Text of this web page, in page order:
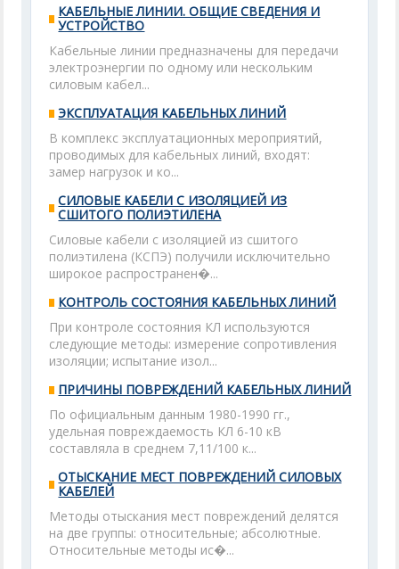
КАБЕЛЬНЫЕ ЛИНИИ. ОБЩИЕ СВЕДЕНИЯ И
УСТРОЙСТВО
Кабельные линии предназначены для передачи
электроэнергии по одному или нескольким
силовым кабел...
ЭКСПЛУАТАЦИЯ КАБЕЛЬНЫХ ЛИНИЙ
В комплекс эксплуатационных мероприятий,
проводимых для кабельных линий, входят:
замер нагрузок и ко...
СИЛОВЫЕ КАБЕЛИ С ИЗОЛЯЦИЕЙ ИЗ
СШИТОГО ПОЛИЭТИЛЕНА
Силовые кабели с изоляцией из сшитого
полиэтилена (КСПЭ) получили исключительно
широкое распространен�...
КОНТРОЛЬ СОСТОЯНИЯ КАБЕЛЬНЫХ ЛИНИЙ
При контроле состояния КЛ используются
следующие методы: измерение сопротивления
изоляции; испытание изол...
ПРИЧИНЫ ПОВРЕЖДЕНИЙ КАБЕЛЬНЫХ ЛИНИЙ
По официальным данным 1980-1990 гг.,
удельная повреждаемость КЛ 6-10 кВ
составляла в среднем 7,11/100 к...
ОТЫСКАНИЕ МЕСТ ПОВРЕЖДЕНИЙ СИЛОВЫХ
КАБЕЛЕЙ
Методы отыскания мест повреждений делятся
на две группы: относительные; абсолютные.
Относительные методы ис�...